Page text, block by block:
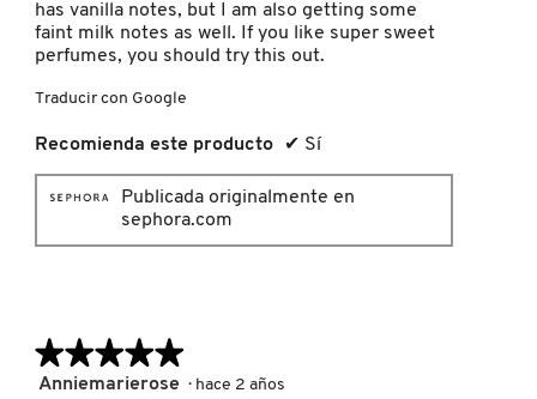
PETER THOMAS ROTH
PHLUR
RARE BEAUTY
has vanilla notes, but I am also getting some
faint milk notes as well. If you like super sweet
perfumes, you should try this out.
Traducir con Google
Recomienda este producto ✔ Sí
Publicada originalmente en
sephora.com
★★★★★
★★★★★
5
Anniemarierose · hace 2 años